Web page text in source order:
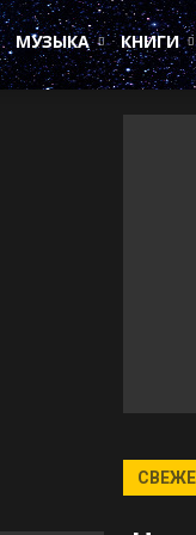
МУЗЫКА КНИГИ